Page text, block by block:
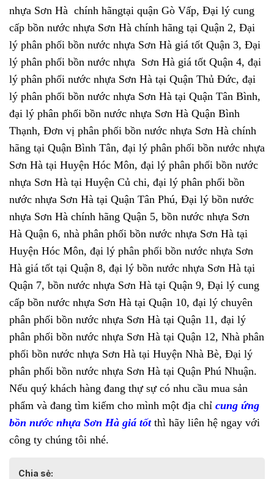
nhựa Sơn Hà chính hãngtại quận Gò Vấp, Đại lý cung
cấp bồn nước nhựa Sơn Hà chính hãng tại Quận 2, Đại
lý phân phối bồn nước nhựa Sơn Hà giá tốt Quận 3, Đại
lý phân phối bồn nước nhựa Sơn Hà giá tốt Quận 4, đại
lý phân phối nước nhựa Sơn Hà tại Quận Thủ Đức, đại
lý phân phối bồn nước nhựa Sơn Hà tại Quận Tân Bình,
đại lý phân phối bồn nước nhựa Sơn Hà Quận Bình
Thạnh, Đơn vị phân phối bồn nước nhựa Sơn Hà chính
hãng tại Quận Bình Tân, đại lý phân phối bồn nước nhựa
Sơn Hà tại Huyện Hóc Môn, đại lý phân phối bồn nước
nhựa Sơn Hà tại Huyện Củ chi, đại lý phân phối bồn
nước nhựa Sơn Hà tại Quận Tân Phú, Đại lý bồn nước
nhựa Sơn Hà chính hãng Quận 5, bồn nước nhựa Sơn
Hà Quận 6, nhà phân phối bồn nước nhựa Sơn Hà tại
Huyện Hóc Môn, đại lý phân phối bồn nước nhựa Sơn
Hà giá tốt tại Quận 8, đại lý bồn nước nhựa Sơn Hà tại
Quận 7, bồn nước nhựa Sơn Hà tại Quận 9, Đại lý cung
cấp bồn nước nhựa Sơn Hà tại Quận 10, đại lý chuyên
phân phối bồn nước nhựa Sơn Hà tại Quận 11, đại lý
phân phối bồn nước nhựa Sơn Hà tại Quận 12, Nhà phân
phối bồn nước nhựa Sơn Hà tại Huyện Nhà Bè, Đại lý
phân phối bồn nước nhựa Sơn Hà tại Quận Phú Nhuận.
Nếu quý khách hàng đang thự sự có nhu cầu mua sản
phẩm và đang tìm kiếm cho mình một địa chỉ cung ứng
bồn nước nhựa Sơn Hà giá tốtthì hãy liên hệ ngay với
công ty chúng tôi nhé.
Chia sẻ: